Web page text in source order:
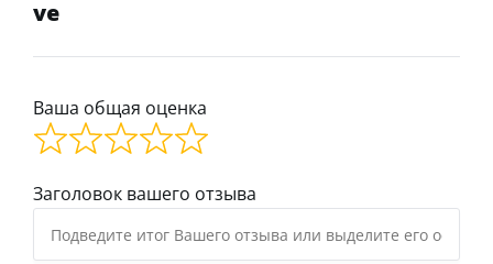
ve
Ваша общая оценка
Заголовок вашего отзыва